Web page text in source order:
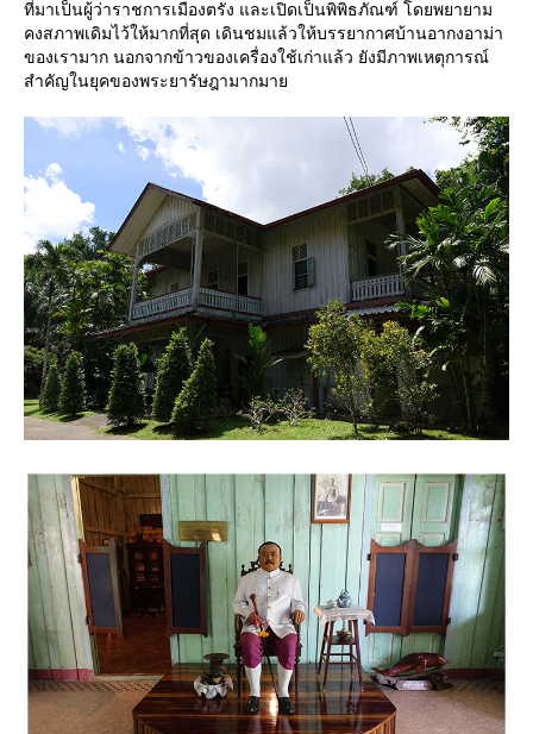
ที่มาเป็นผู้ว่าราชการเมืองตรัง และเปิดเป็นพิพิธภัณฑ์ โดยพยายาม
คงสภาพเดิมไว้ให้มากที่สุด เดินชมแล้วให้บรรยากาศบ้านอากงอาม่า
ของเรามาก นอกจากข้าวของเครื่องใช้เก่าแล้ว ยังมีภาพเหตุการณ์
สำคัญในยุคของพระยารัษฎามากมา